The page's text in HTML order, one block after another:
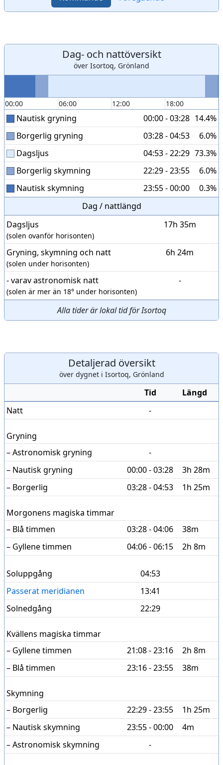
Dag- och nattöversikt
över Isortoq, Grönland
00:00 06:00 12:00 18:00
Nautisk gryning 00:00 - 03:28 14.4%
Borgerlig gryning
03:28 - 04:53
6.0%
Dagsljus
04:53 - 22:29 73.3%
Borgerlig skymning
22:29 - 23:55
6.0%
Nautisk skymning
23:55 - 00:00
0.3%
Dag / nattlängd
Dagsljus
(solen ovanför horisonten)
17h 35m
Gryning, skymning och natt
(solen under horisonten)
6h 24m
- varav astronomisk natt
(solen är mer än 18° under horisonten)
-
Alla tider är lokal tid för Isortoq
Detaljerad översikt
över dygnet i Isortoq, Grönland
Tid
Längd
Natt
-
Gryning
– Astronomisk gryning
-
– Nautisk gryning
00:00 - 03:28
3h 28m
– Borgerlig
03:28 - 04:53 1h 25m
Morgonens magiska timmar
– Blå timmen
03:28 - 04:06
38m
– Gyllene timmen
04:06 - 06:15 2h 8m
Soluppgång
04:53
Passerat meridianen
13:41
Solnedgång
22:29
Kvällens magiska timmar
– Gyllene timmen
21:08 - 23:16
2h 8m
– Blå timmen
23:16 - 23:55 38m
Skymning
– Borgerlig
22:29 - 23:55
1h 25m
– Nautisk skymning
23:55 - 00:00
4m
– Astronomisk skymning
-